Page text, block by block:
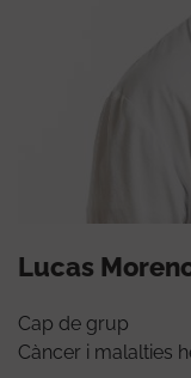
Lucas
Cap de grup
Càncer i malalties